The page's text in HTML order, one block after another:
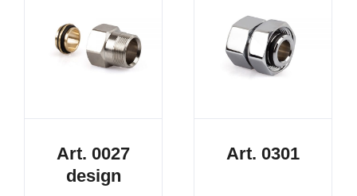
Art. 0027
design
Art. 0301